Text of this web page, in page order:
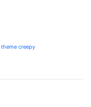
theme creepy